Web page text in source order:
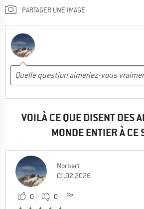
PARTAGER UNE IMAGE
VOILÀ CE QUE DISENT DES
MONDE ENTIER À CE
Norbert
01.02.2026
0 0